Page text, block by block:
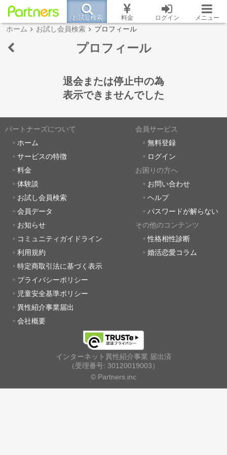
お試し検索 料金 ログイン メニュー
ホーム お試し会員検索 プロフィール
プロフィール
退会または停止中の為
表示できませんでした
パートナーズについて
ホーム
サービスの特徴
料金
体験談
お試し会員検索
会員データ
お知らせ
コミュニティガイドライン
利用規約
特定商取引法に基づく表示
プライバシーポリシー
児童安全基準ポリシー
異性紹介事業届出
会社概要
会員サービス
無料登録
ログイン
お困りの方へ
お問い合わせ
ヘルプ
パスワードが解らない
その他のコンテンツ
性格相性診断
婚活恋愛コラム
インターネット異性紹介事業 届出済
（受理番号: 30120019003）
© Partners.inc